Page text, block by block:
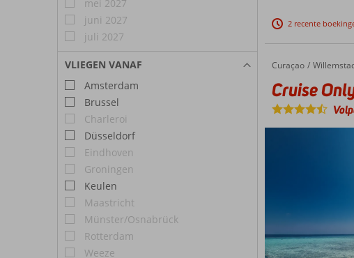
mei 2027
juni 2027
juli 2027
VLIEGEN VANAF
Amsterdam
Brussel
Charleroi
Düsseldorf
Eindhoven
Groningen
Keulen
Maastricht
Münster/Osnabrück
Rotterdam
Weeze
2 recente
Home
Curaçao
Cruise Only Curaçao & Caribische Parels
Cruise